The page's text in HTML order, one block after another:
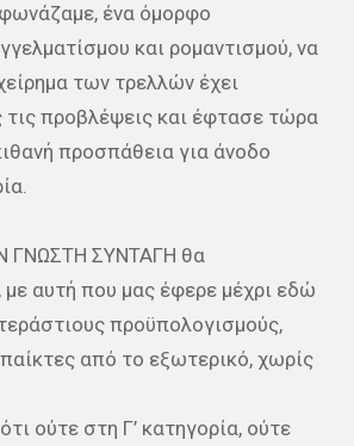
ένα όμορφο
και ρομαντισμού, να
των τρελλών έχει
τις προβλέψεις και έφτασε τώρα
προσπάθεια για άνοδο
ΓΝΩΣΤΗ ΣΥΝΤΑΓΗ θα
αυτή που μας έφερε μέχρι εδώ
προϋπολογισμούς,
παίκτες από το εξωτερικό, χωρίς
ούτε στη Γ’ κατηγορία, ούτε